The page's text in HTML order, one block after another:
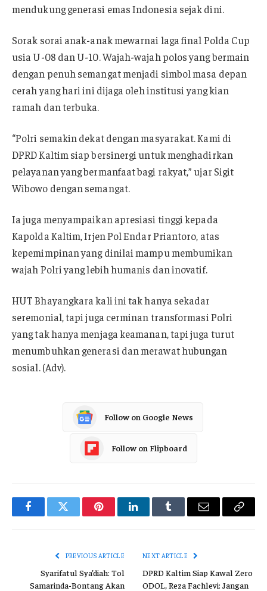
mendukung generasi emas Indonesia sejak dini.
Sorak sorai anak-anak mewarnai laga final Polda Cup
usia U-08 dan U-10. Wajah-wajah polos yang bermain
dengan penuh semangat menjadi simbol masa depan
cerah yang hari ini dijaga oleh institusi yang kian
ramah dan terbuka.
“Polri semakin dekat dengan masyarakat. Kami di
DPRD Kaltim siap bersinergi untuk menghadirkan
pelayanan yang bermanfaat bagi rakyat,” ujar Sigit
Wibowo dengan semangat.
Ia juga menyampaikan apresiasi tinggi kepada
Kapolda Kaltim, Irjen Pol Endar Priantoro, atas
kepemimpinan yang dinilai mampu membumikan
wajah Polri yang lebih humanis dan inovatif.
HUT Bhayangkara kali ini tak hanya sekadar
seremonial, tapi juga cerminan transformasi Polri
yang tak hanya menjaga keamanan, tapi juga turut
menumbuhkan generasi dan merawat hubungan
sosial. (Adv).
Follow on Google News
Follow on Flipboard
FacebookTwitter PinterestLinkedInTumblr Email
Copy
PREVIOUS ARTICLE
Syarifatul Sya’diah: Tol
Samarinda-Bontang Akan
NEXT ARTICLE
DPRD Kaltim Siap Kawal Zero
ODOL, Reza Fachlevi: Jangan